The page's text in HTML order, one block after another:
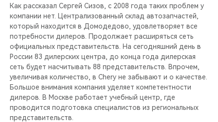
Как рассказал Сергей Сизов, с 2008 года таких проблем у
компании нет. Централизованный склад автозапчастей,
который находится в Домодедово, удовлетворяет все
потребности дилеров. Продолжает расширяться сеть
официальных представительств. На сегодняшний день в
России 83 дилерских центра, до конца года дилерская
сеть будет насчитывать 88 представительств. Впрочем,
увеличивая количество, в Chery не забывают и о качестве.
Большое внимания компания уделяет компетентности
дилеров. В Москве работает учебный центр, где
проводится подготовка специалистов из региональных
представительств.